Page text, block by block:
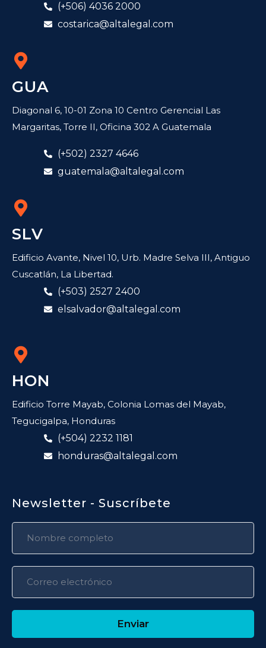
(+506) 4036 2000
costarica@altalegal.com
GUA
Diagonal 6, 10-01 Zona 10 Centro Gerencial Las
Margaritas, Torre II, Oficina 302 A Guatemala
(+502) 2327 4646
guatemala@altalegal.com
SLV
Edificio Avante, Nivel 10, Urb. Madre Selva III, Antiguo
Cuscatlán, La Libertad.
(+503) 2527 2400
elsalvador@altalegal.com
HON
Edificio Torre Mayab, Colonia Lomas del Mayab,
Tegucigalpa, Honduras
(+504) 2232 1181
honduras@altalegal.com
Newsletter - Suscríbete
Enviar